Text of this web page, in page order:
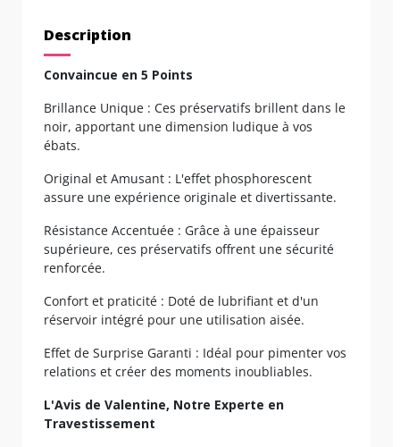
Description
Convaincue en 5 Points
Brillance Unique : Ces préservatifs brillent dans le
noir, apportant une dimension ludique à vos
ébats.
Original et Amusant : L'effet phosphorescent
assure une expérience originale et divertissante.
Résistance Accentuée : Grâce à une épaisseur
supérieure, ces préservatifs offrent une sécurité
renforcée.
Confort et praticité : Doté de lubrifiant et d'un
réservoir intégré pour une utilisation aisée.
Effet de Surprise Garanti : Idéal pour pimenter vos
relations et créer des moments inoubliables.
L'Avis de Valentine, Notre Experte en
Travestissement